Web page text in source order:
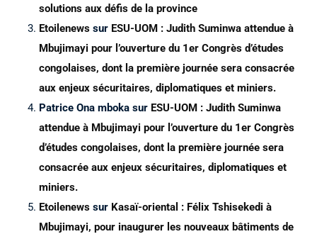
solutions aux défis de la province
Etoilenews sur ESU-UOM : Judith Suminwa attendue à
Mbujimayi pour l’ouverture du 1er Congrès d’études
congolaises, dont la première journée sera consacrée
aux enjeux sécuritaires, diplomatiques et miniers.
Patrice Ona mboka sur ESU-UOM : Judith Suminwa
attendue à Mbujimayi pour l’ouverture du 1er Congrès
d’études congolaises, dont la première journée sera
consacrée aux enjeux sécuritaires, diplomatiques et
miniers.
Etoilenews sur Kasaï-oriental : Félix Tshisekedi à
Mbujimayi, pour inaugurer les nouveaux bâtiments de